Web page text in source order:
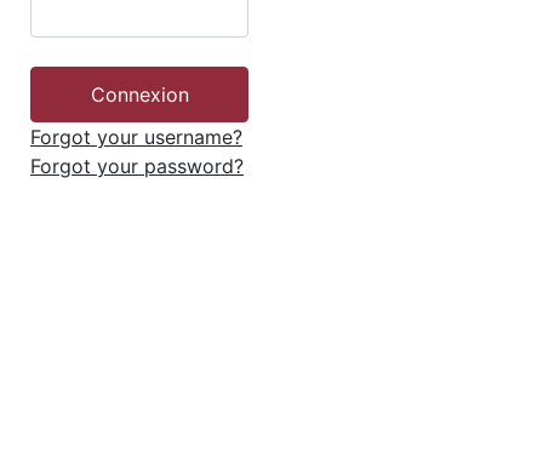
Forgot your username?
Forgot your password?